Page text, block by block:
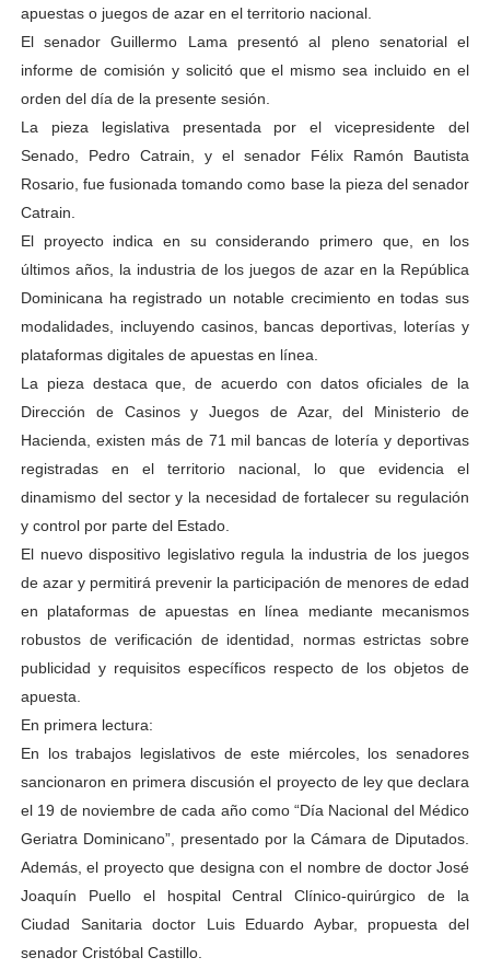
apuestas o juegos de azar en el territorio nacional.
El senador Guillermo Lama presentó al pleno senatorial el
informe de comisión y solicitó que el mismo sea incluido en el
orden del día de la presente sesión.
La pieza legislativa presentada por el vicepresidente del
Senado, Pedro Catrain, y el senador Félix Ramón Bautista
Rosario, fue fusionada tomando como base la pieza del senador
Catrain.
El proyecto indica en su considerando primero que, en los
últimos años, la industria de los juegos de azar en la República
Dominicana ha registrado un notable crecimiento en todas sus
modalidades, incluyendo casinos, bancas deportivas, loterías y
plataformas digitales de apuestas en línea.
La pieza destaca que, de acuerdo con datos oficiales de la
Dirección de Casinos y Juegos de Azar, del Ministerio de
Hacienda, existen más de 71 mil bancas de lotería y deportivas
registradas en el territorio nacional, lo que evidencia el
dinamismo del sector y la necesidad de fortalecer su regulación
y control por parte del Estado.
El nuevo dispositivo legislativo regula la industria de los juegos
de azar y permitirá prevenir la participación de menores de edad
en plataformas de apuestas en línea mediante mecanismos
robustos de verificación de identidad, normas estrictas sobre
publicidad y requisitos específicos respecto de los objetos de
apuesta.
En primera lectura:
En los trabajos legislativos de este miércoles, los senadores
sancionaron en primera discusión el proyecto de ley que declara
el 19 de noviembre de cada año como “Día Nacional del Médico
Geriatra Dominicano”, presentado por la Cámara de Diputados.
Además, el proyecto que designa con el nombre de doctor José
Joaquín Puello el hospital Central Clínico-quirúrgico de la
Ciudad Sanitaria doctor Luis Eduardo Aybar, propuesta del
senador Cristóbal Castillo.